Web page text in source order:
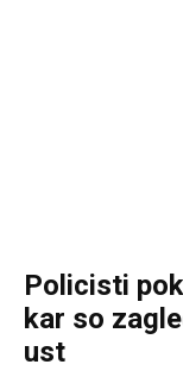
Policisti
kar so
ust